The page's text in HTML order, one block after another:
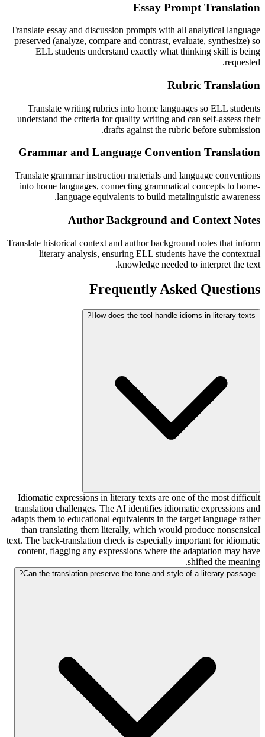
Essay Prompt Translation
Translate essay and discussion prompts with all analytical language
preserved (analyze, compare and contrast, evaluate, synthesize) so
ELL students understand exactly what thinking skill is being
requested.
Rubric Translation
Translate writing rubrics into home languages so ELL students
understand the criteria for quality writing and can self-assess their
drafts against the rubric before submission.
Grammar and Language Convention Translation
Translate grammar instruction materials and language conventions
into home languages, connecting grammatical concepts to home-
language equivalents to build metalinguistic awareness.
Author Background and Context Notes
Translate historical context and author background notes that inform
literary analysis, ensuring ELL students have the contextual
knowledge needed to interpret the text.
Frequently Asked Questions
How does the tool handle idioms in literary texts?
Idiomatic expressions in literary texts are one of the most difficult
translation challenges. The AI identifies idiomatic expressions and
adapts them to educational equivalents in the target language rather
than translating them literally, which would produce nonsensical
text. The back-translation check is especially important for idiomatic
content, flagging any expressions where the adaptation may have
shifted the meaning.
Can the translation preserve the tone and style of a literary passage?